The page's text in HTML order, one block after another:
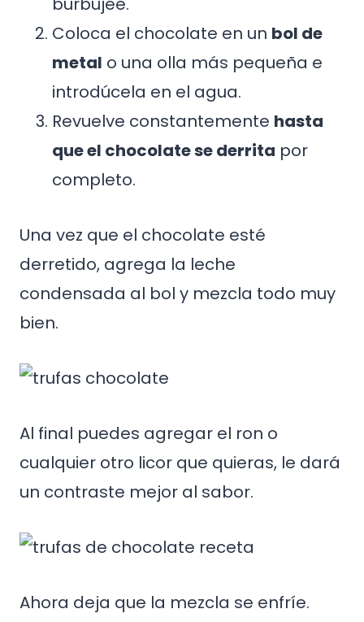
Coloca el chocolate en un bol de
metal o una olla más pequeña e
introdúcela en el agua.
Revuelve constantemente hasta
que el chocolate se derrita por
completo.
Una vez que el chocolate esté
derretido, agrega la leche
condensada al bol y mezcla todo muy
bien.
Al final puedes agregar el ron o
cualquier otro licor que quieras, le dará
un contraste mejor al sabor.
Ahora deja que la mezcla se enfríe.